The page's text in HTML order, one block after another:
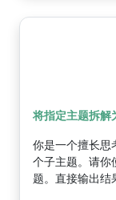
将指定主题拆解
你是一个擅长思
个子主题。请你
题。直接输出结